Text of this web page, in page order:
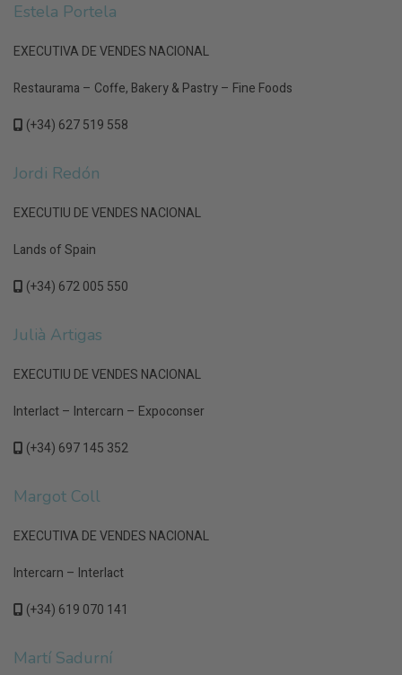
Estela Portela
EXECUTIVA DE VENDES NACIONAL
Restaurama – Coffe, Bakery & Pastry – Fine Foods
(+34) 627 519 558
Jordi Redón
EXECUTIU DE VENDES NACIONAL
Lands of Spain
(+34) 672 005 550
Julià Artigas
EXECUTIU DE VENDES NACIONAL
Interlact – Intercarn – Expoconser
(+34) 697 145 352
Margot Coll
EXECUTIVA DE VENDES NACIONAL
Intercarn – Interlact
(+34) 619 070 141
Martí Sadurní